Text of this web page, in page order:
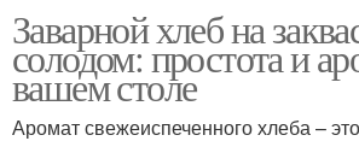
Заварной хлеб на
солодом: простота и
вашем столе
Аромат свежеиспеченного хлеба –